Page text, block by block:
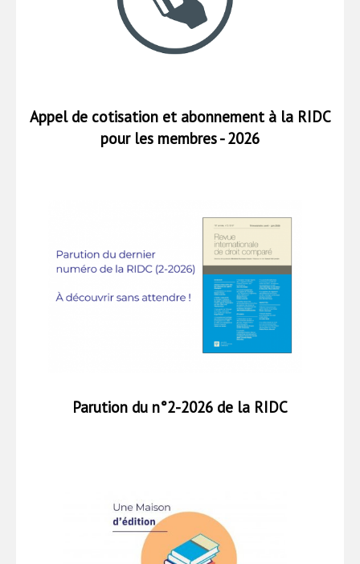
Appel de cotisation et abonnement à la RIDC
pour les membres - 2026
Parution du n°2-2026 de la RIDC